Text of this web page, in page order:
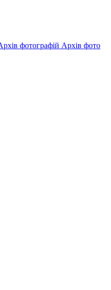
Архів фото